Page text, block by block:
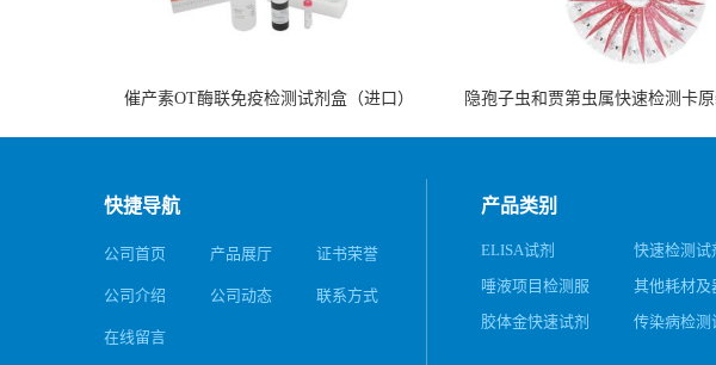
催产素OT酶联免疫检测试剂盒（进口） 隐孢子虫和贾第虫属快速检测卡
快捷导航
公司首页 产品展厅 证书荣誉
公司介绍 公司动态 联系方式
在线留言
产品类别
ELISA试剂
快速检测试
唾液项目检测服
务
其他耗材及
胶体金快速试剂
传染病检测